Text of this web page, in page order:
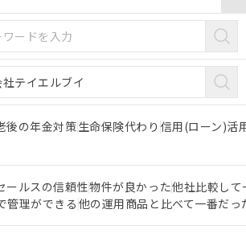
後の年金対策生命保険代わり 信用(ローン)活
ールスの信頼性物件が良かった他社比較して
管理ができる 他の運用商品と比べて一番だっ